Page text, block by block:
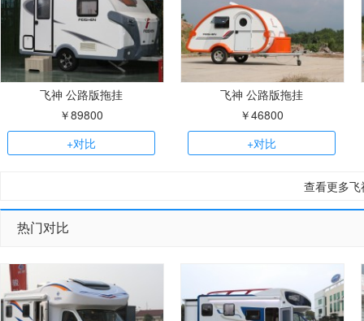
飞神 公路版拖挂
￥89800
+对比
飞神 公路版拖挂
￥46800
+对比
查看更多
热门对比